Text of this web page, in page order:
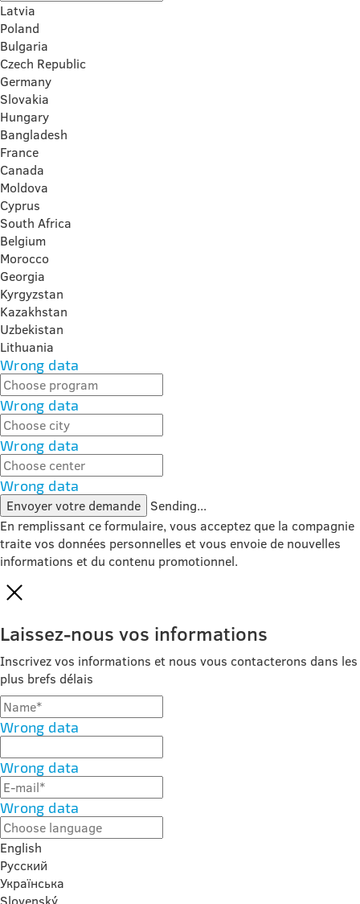
Latvia
Poland
Bulgaria
Czech Republic
Germany
Slovakia
Hungary
Bangladesh
France
Canada
Moldova
Cyprus
South Africa
Belgium
Morocco
Georgia
Kyrgyzstan
Kazakhstan
Uzbekistan
Lithuania
Wrong data
Wrong data
Wrong data
Wrong data
Envoyer votre demande Sending...
En remplissant ce formulaire, vous acceptez que la compagnie
traite vos données personnelles et vous envoie de nouvelles
informations et du contenu promotionnel.
Laissez-nous vos informations
Inscrivez vos informations et nous vous contacterons dans les
plus brefs délais
Wrong data
Wrong data
Wrong data
English
Русский
Українська